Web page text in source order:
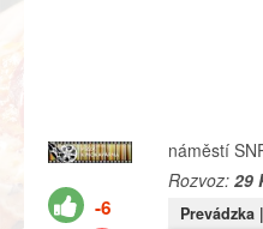
-6
náměstí
Rozvoz: 29
Prevádzka |